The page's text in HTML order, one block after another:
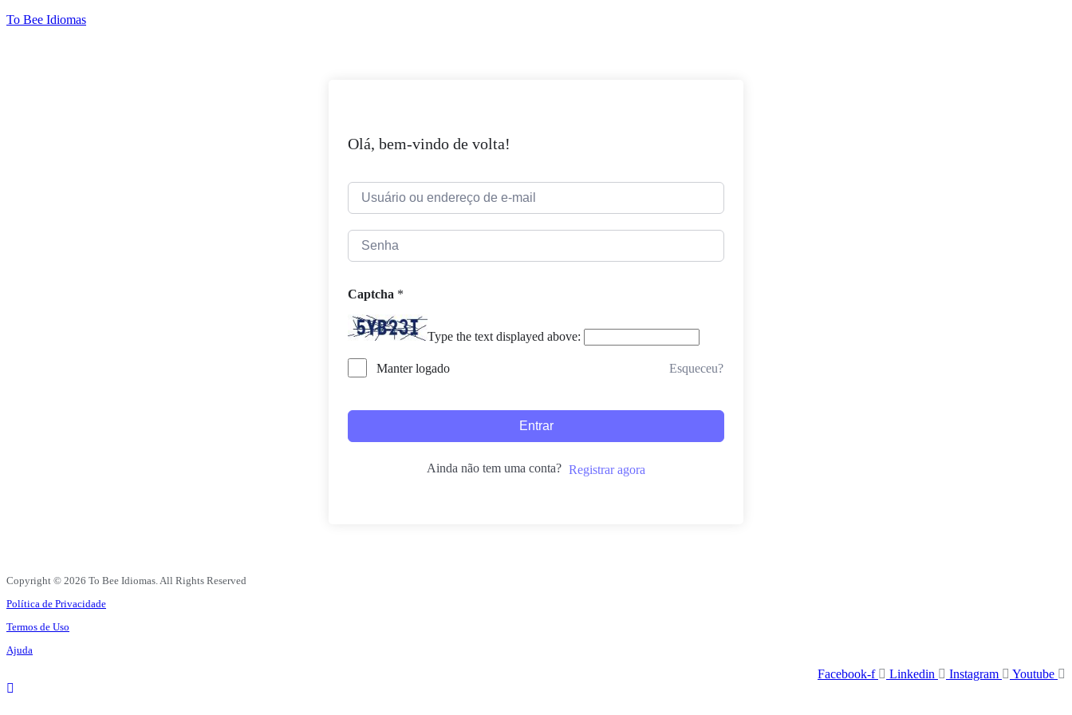
Ir
To Bee Idiomas
Olá, bem-vindo de volta!
Captcha *
Type the text displayed above:
Manter logado Esqueceu?
Entrar
Ainda não tem uma conta? Registrar agora
Copyright © 2026 To Bee Idiomas. All Rights Reserved
Política de Privacidade
Termos de Uso
Ajuda
Facebook-f Linkedin Instagram Youtube